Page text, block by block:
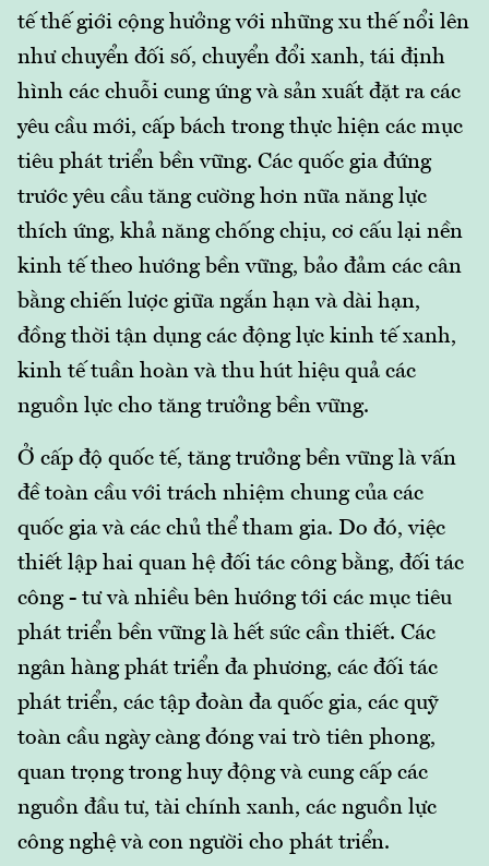
tế thế giới cộng hưởng với những xu thế nổi lên
như chuyển đối số, chuyển đổi xanh, tái định
hình các chuỗi cung ứng và sản xuất đặt ra các
yêu cầu mới, cấp bách trong thực hiện các mục
tiêu phát triển bền vững. Các quốc gia đứng
trước yêu cầu tăng cường hơn nữa năng lực
thích ứng, khả năng chống chịu, cơ cấu lại nền
kinh tế theo hướng bền vững, bảo đảm các cân
bằng chiến lược giữa ngắn hạn và dài hạn,
đồng thời tận dụng các động lực kinh tế xanh,
kinh tế tuần hoàn và thu hút hiệu quả các
nguồn lực cho tăng trưởng bền vững.
Ở cấp độ quốc tế, tăng trưởng bền vững là vấn
đề toàn cầu với trách nhiệm chung của các
quốc gia và các chủ thể tham gia. Do đó, việc
thiết lập hai quan hệ đối tác công bằng, đối tác
công - tư và nhiều bên hướng tới các mục tiêu
phát triển bền vững là hết sức cần thiết. Các
ngân hàng phát triển đa phương, các đối tác
phát triển, các tập đoàn đa quốc gia, các quỹ
toàn cầu ngày càng đóng vai trò tiên phong,
quan trọng trong huy động và cung cấp các
nguồn đầu tư, tài chính xanh, các nguồn lực
công nghệ và con người cho phát triển.